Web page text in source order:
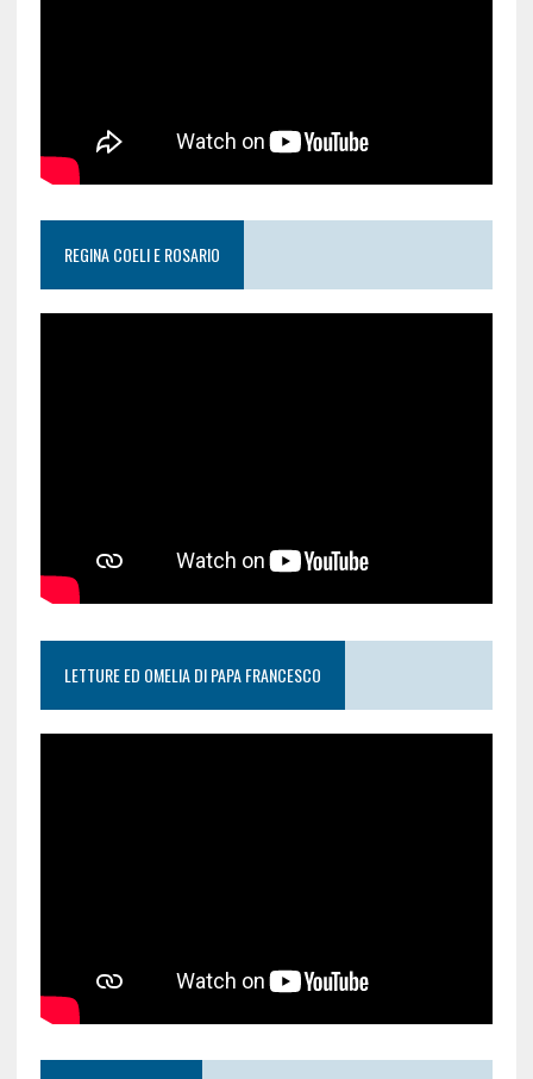
REGINA COELI E ROSARIO
LETTURE ED OMELIA DI PAPA FRANCESCO